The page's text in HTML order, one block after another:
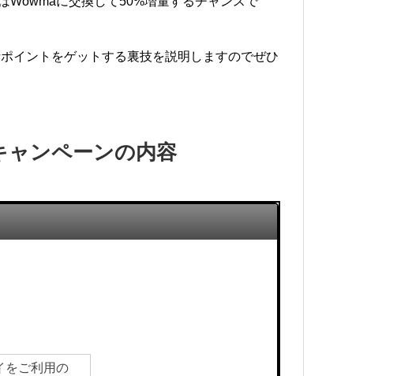
イントをゲットする裏技を説明しますのでぜひ
ャンペーンの内容
をご利用の